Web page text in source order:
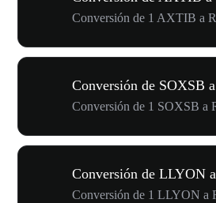
Conversión de 1 AXTIB a
Conversión de SOXSB
Conversión de 1 SOXSB a
Conversión de LLYON
Conversión de 1 LLYON a